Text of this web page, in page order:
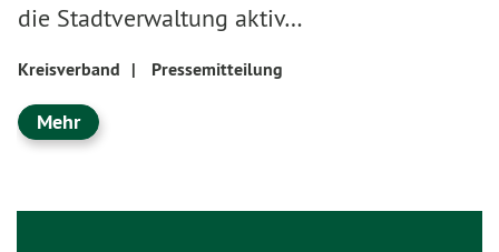
die Stadtverwaltung aktiv…
Kreisverband | Pressemitteilung
Mehr